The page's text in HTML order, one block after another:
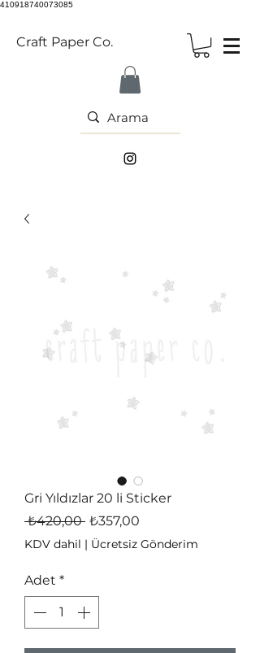
410918740073085
Craft Paper Co.
Gri Yıldızlar 20 li Sticker
₺420,00 Normal
Fiyat
₺357,00
Fiyat
KDV dahil | Ücretsiz Gönderim
Adet *